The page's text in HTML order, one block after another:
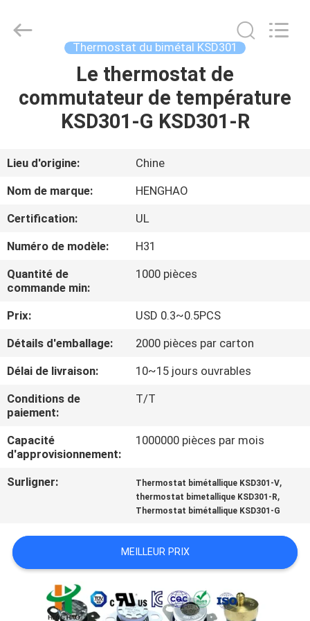
PRODUITS
VR
SHOW
A
PROPOS
DE
VISITE
D'USINE
CONTRÔLE
DE
LA
QUALITÉ
NOUVELLES
Hao
Electric
Thermostat du bimétal KSD301
Le thermostat de
commutateur de température
KSD301-G KSD301-R
Lieu d'origine:
Chine
Nom de marque:
HENGHAO
Certification:
UL
Numéro de modèle:
H31
Quantité de
commande min:
1000 pièces
Prix:
USD 0.3~0.5PCS
Détails d'emballage:
2000 pièces par carton
Délai de livraison:
10~15 jours ouvrables
Conditions de
paiement:
T/T
Capacité
d'approvisionnement:
1000000 pièces par mois
Surligner: Thermostat bimétallique KSD301-V,
thermostat bimetallique KSD301-R,
Thermostat bimétallique KSD301-G
MEILLEUR PRIX